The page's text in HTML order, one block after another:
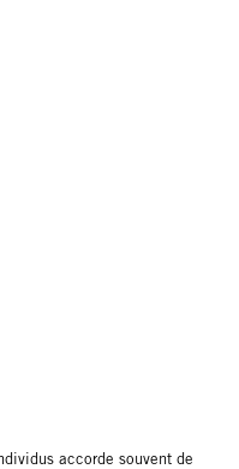
accorde souvent de